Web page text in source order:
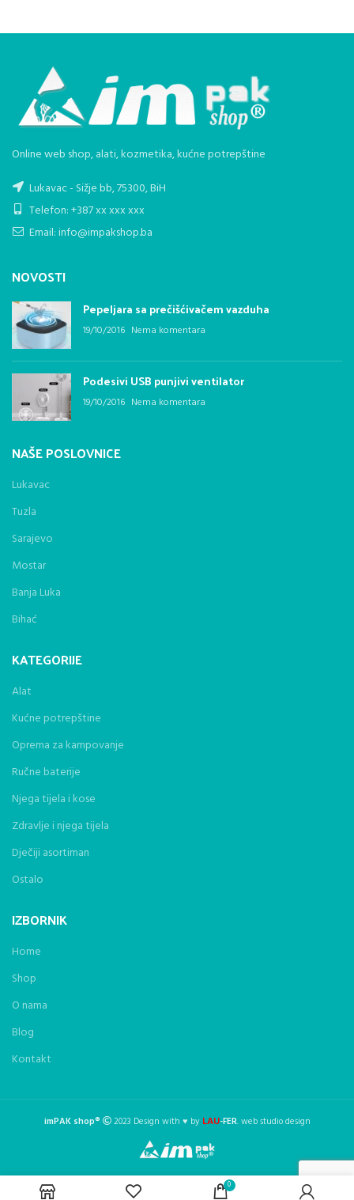
Online web shop, alati, kozmetika, kućne potrepštine
Lukavac - Sižje bb, 75300, BiH
Telefon: +387 xx xxx xxx
Email: info@impakshop.ba
NOVOSTI
Pepeljara sa prečišćivačem vazduha
19/10/2016 Nema komentara
Podesivi USB punjivi ventilator
19/10/2016 Nema komentara
NAŠE POSLOVNICE
Lukavac
Tuzla
Sarajevo
Mostar
Banja Luka
Bihać
KATEGORIJE
Alat
Kućne potrepštine
Oprema za kampovanje
Ručne baterije
Njega tijela i kose
Zdravlje i njega tijela
Dječiji asortiman
Ostalo
IZBORNIK
Home
Shop
O nama
Blog
Kontakt
imPAK shop® 2023 Design with ♥ by LAU-FER. web studio design
0